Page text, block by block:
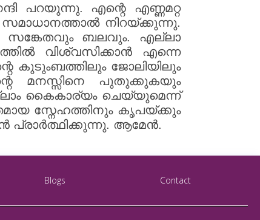
പറയുന്നു. എന്റെ എണ്ണമറ്റ
നിറയ്ക്കുന്നു.
സങ്കേതവും ബലവും. എല്ലാ
വിശ്വസിക്കാൻ എന്നെ
കുടുംബത്തിലും ജോലിയിലും
മനസ്സിനെ പുതുക്കുകയും
കൈകാര്യം ചെയ്യുമെന്ന്
സ്നേഹത്തിനും കൃപയ്ക്കും
പ്രാർത്ഥിക്കുന്നു. ആമേൻ.
Blogs Contact